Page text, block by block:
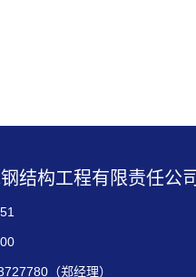
结构工程有限责任公司
（郑经理）